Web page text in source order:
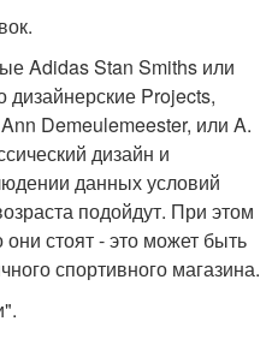
Adidas Stan Smiths или
Projects,
Demeulemeester, или A.
дизайн и
данных условий
подойдут. При этом
стоят - это может быть
спортивного магазина.